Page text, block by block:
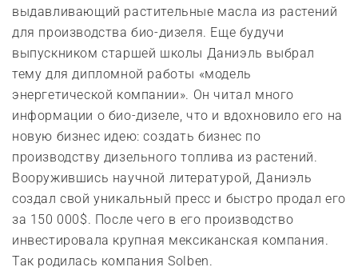
выдавливающий растительные масла из растений
для производства био-дизеля. Еще будучи
выпускником старшей школы Даниэль выбрал
тему для дипломной работы «модель
энергетической компании». Он читал много
информации о био-дизеле, что и вдохновило его на
новую бизнес идею: создать бизнес по
производству дизельного топлива из растений.
Вооружившись научной литературой, Даниэль
создал свой уникальный пресс и быстро продал его
за 150 000$. После чего в его производство
инвестировала крупная мексиканская компания.
Так родилась компания Solben.